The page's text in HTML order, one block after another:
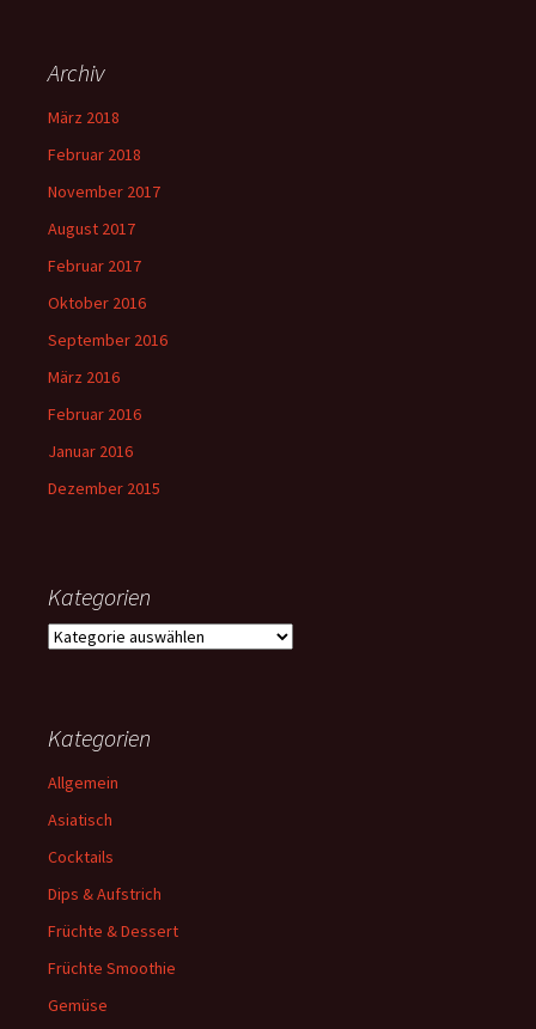
Archiv
März 2018
Februar 2018
November 2017
August 2017
Februar 2017
Oktober 2016
September 2016
März 2016
Februar 2016
Januar 2016
Dezember 2015
Kategorien
Kategorien
Kategorien
Allgemein
Asiatisch
Cocktails
Dips & Aufstrich
Früchte & Dessert
Früchte Smoothie
Gemüse